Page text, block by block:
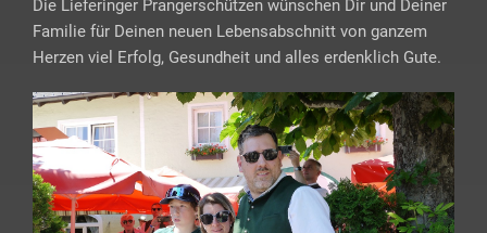
Die Lieferinger Prangerschützen wünschen Dir und Deiner
Familie für Deinen neuen Lebensabschnitt von ganzem
Herzen viel Erfolg, Gesundheit und alles erdenklich Gute.